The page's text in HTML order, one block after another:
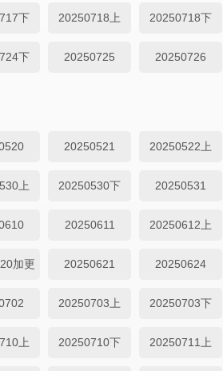
下 20250718上 20250718下
下 20250725 20250726
20250521 20250522上
上 20250530下 20250531
20250611 20250612上
加更 20250621 20250624
20250703上 20250703下
上 20250710下 20250711上